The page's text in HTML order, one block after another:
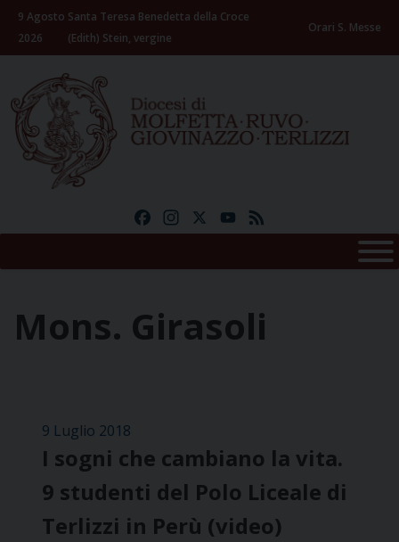
Skip
content
9 Agosto
2026
Santa Teresa Benedetta della Croce
(Edith) Stein, vergine
Orari S. Messe
FacebookInstagramYouTube
Mons. Girasoli
9 Luglio 2018
I sogni che cambiano la vita.
9 studenti del Polo Liceale di
Terlizzi in Perù (video)